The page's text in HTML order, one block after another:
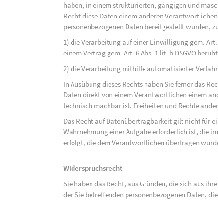
haben, in einem strukturierten, gängigen und
Recht diese Daten einem anderen
personenbezogenen Daten bereitgestellt wurden,
1) die Verarbeitung auf einer Einwilligung gem. Art.
einem Vertrag gem. Art. 6 Abs. 1 lit. b DSGVO
2) die Verarbeitung mithilfe automatisierter
In Ausübung dieses Rechts haben Sie ferner das
Daten direkt von einem Verantwortlichen einem
technisch machbar ist. Freiheiten und Rechte
Das Recht auf Datenübertragbarkeit gilt nicht für
Wahrnehmung einer Aufgabe erforderlich ist, die
erfolgt, die dem Verantwortlichen übertragen
Widerspruchsrecht
Sie haben das Recht, aus Gründen, die sich aus
der Sie betreffenden personenbezogenen Daten,